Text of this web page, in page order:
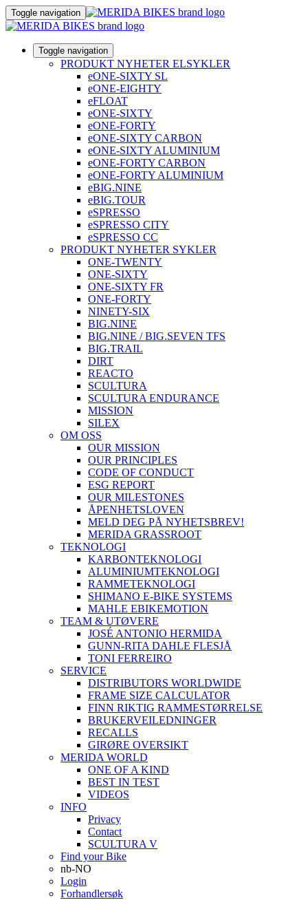
Toggle navigation
Toggle navigation
PRODUKT NYHETER ELSYKLER
eONE-SIXTY SL
eONE-EIGHTY
eFLOAT
eONE-SIXTY
eONE-FORTY
eONE-SIXTY CARBON
eONE-SIXTY ALUMINIUM
eONE-FORTY CARBON
eONE-FORTY ALUMINIUM
eBIG.NINE
eBIG.TOUR
eSPRESSO
eSPRESSO CITY
eSPRESSO CC
PRODUKT NYHETER SYKLER
ONE-TWENTY
ONE-SIXTY
ONE-SIXTY FR
ONE-FORTY
NINETY-SIX
BIG.NINE
BIG.NINE / BIG.SEVEN TFS
BIG.TRAIL
DIRT
REACTO
SCULTURA
SCULTURA ENDURANCE
MISSION
SILEX
OM OSS
OUR MISSION
OUR PRINCIPLES
CODE OF CONDUCT
ESG REPORT
OUR MILESTONES
ÅPENHETSLOVEN
MELD DEG PÅ NYHETSBREV!
MERIDA GRASSROOT
TEKNOLOGI
KARBONTEKNOLOGI
ALUMINIUMTEKNOLOGI
RAMMETEKNOLOGI
SHIMANO E-BIKE SYSTEMS
MAHLE EBIKEMOTION
TEAM & UTØVERE
JOSÉ ANTONIO HERMIDA
GUNN-RITA DAHLE FLESJÅ
TONI FERREIRO
SERVICE
DISTRIBUTORS WORLDWIDE
FRAME SIZE CALCULATOR
FINN RIKTIG RAMMESTØRRELSE
BRUKERVEILEDNINGER
RECALLS
GIRØRE OVERSIKT
MERIDA WORLD
ONE OF A KIND
BEST IN TEST
VIDEOS
INFO
Privacy
Contact
SCULTURA V
Find your Bike
nb-NO
Login
Forhandlersøk